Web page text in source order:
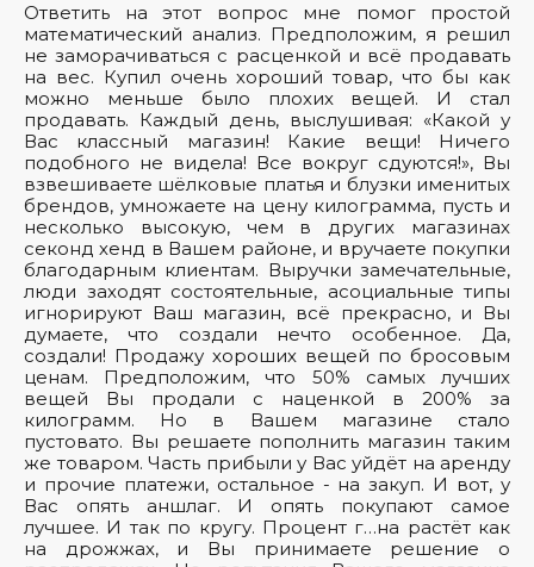
Ответить на этот вопрос мне помог простой
математический анализ. Предположим, я решил
не заморачиваться с расценкой и всё продавать
на вес. Купил очень хороший товар, что бы как
можно меньше было плохих вещей. И стал
продавать. Каждый день, выслушивая: «Какой у
Вас классный магазин! Какие вещи! Ничего
подобного не видела! Все вокруг сдуются!», Вы
взвешиваете шёлковые платья и блузки именитых
брендов, умножаете на цену килограмма, пусть и
несколько высокую, чем в других магазинах
секонд хенд в Вашем районе, и вручаете покупки
благодарным клиентам. Выручки замечательные,
люди заходят состоятельные, асоциальные типы
игнорируют Ваш магазин, всё прекрасно, и Вы
думаете, что создали нечто особенное. Да,
создали! Продажу хороших вещей по бросовым
ценам. Предположим, что 50% самых лучших
вещей Вы продали с наценкой в 200% за
килограмм. Но в Вашем магазине стало
пустовато. Вы решаете пополнить магазин таким
же товаром. Часть прибыли у Вас уйдёт на аренду
и прочие платежи, остальное - на закуп. И вот, у
Вас опять аншлаг. И опять покупают самое
лучшее. И так по кругу. Процент г…на растёт как
на дрожжах, и Вы принимаете решение о